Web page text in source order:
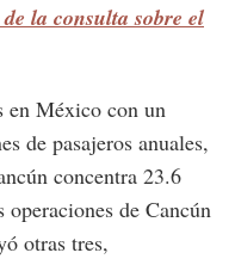
la consulta sobre el
en México con un
de pasajeros anuales,
concentra 23.6
de Cancún
otras tres,